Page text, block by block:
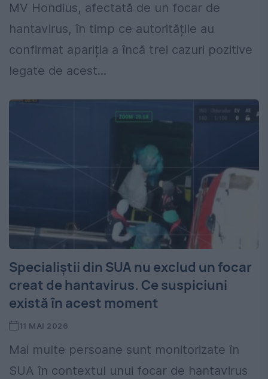
MV Hondius, afectată de un focar de
hantavirus, în timp ce autoritățile au
confirmat apariția a încă trei cazuri pozitive
legate de acest...
Specialiștii din SUA nu exclud un focar
creat de hantavirus. Ce suspiciuni
există în acest moment
11 MAI 2026
Mai multe persoane sunt monitorizate în
SUA în contextul unui focar de hantavirus